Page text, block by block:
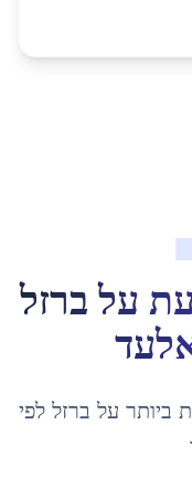
על ברזל
ביותר על ברזל לפי